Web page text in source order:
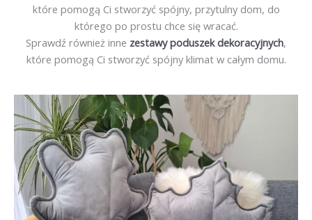
które pomogą Ci stworzyć spójny, przytulny dom, do
którego po prostu chce się wracać.
Sprawdź również inne zestawy poduszek dekoracyjnych,
które pomogą Ci stworzyć spójny klimat w całym domu.